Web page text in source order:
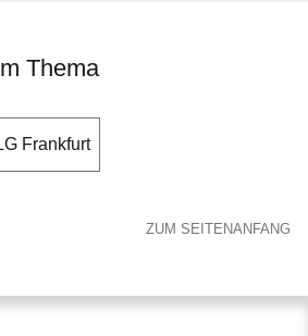
Thema
Frankfurt
ZUM SEITENANFANG